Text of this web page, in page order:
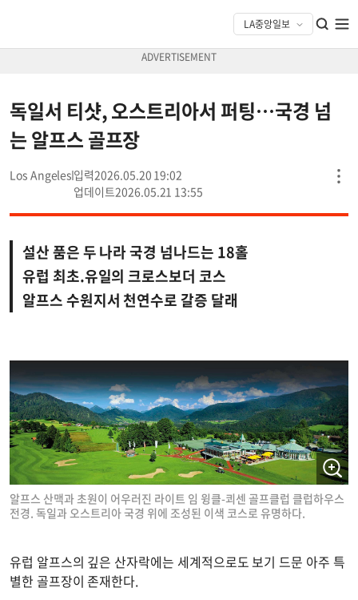
독일서 티샷, 오스트리아서 퍼팅…국경 넘
는 알프스 골프장
Los Angeles
2026.05.20 19:02
2026.05.21 13:55
설산 품은 두 나라 국경 넘나드는 18홀
유럽 최초.유일의 크로스보더 코스
알프스 수원지서 천연수로 갈증 달래
알프스 산맥과 초원이 어우러진 라이트 임 윙클-쾨센 골프클럽 클럽하우스
전경. 독일과 오스트리아 국경 위에 조성된 이색 코스로 유명하다.
유럽 알프스의 깊은 산자락에는 세계적으로도 보기 드문 아주 특
별한 골프장이 존재한다.